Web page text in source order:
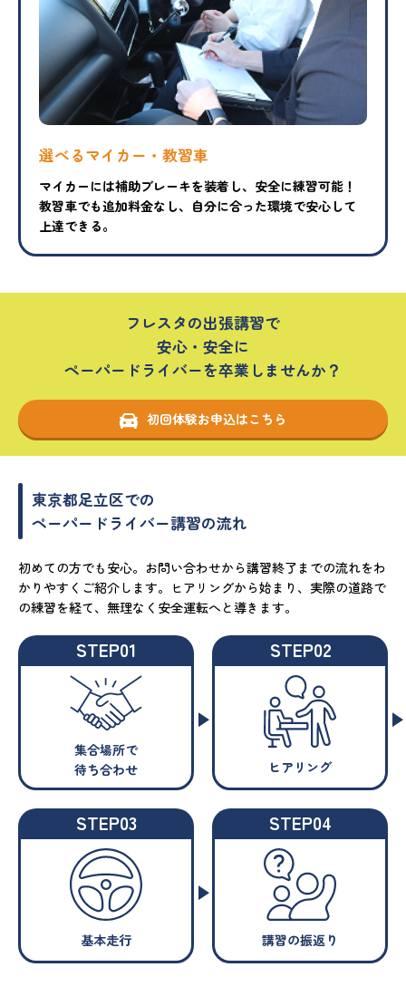
選べるマイカー・教習車
マイカーには補助ブレーキを装着し、安全に練習可能！
教習車でも追加料金なし、自分に合った環境で安心して
上達できる。
フレスタの出張講習で
安心・安全に
ペーパードライバーを卒業しませんか？
初回体験お申込はこちら
東京都足立区での
ペーパードライバー講習の流れ
初めての方でも安心。お問い合わせから講習終了までの流れをわ
かりやすくご紹介します。ヒアリングから始まり、実際の道路で
の練習を経て、無理なく安全運転へと導きます。
STEP01
集合場所で
待ち合わせ
STEP02
ヒアリング
STEP03
基本走行
STEP04
講習の振返り